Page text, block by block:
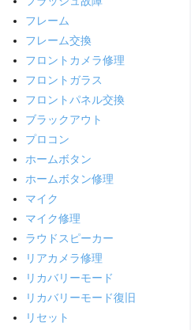
フレーム
フレーム交換
フロントカメラ修理
フロントガラス
フロントパネル交換
ブラックアウト
プロコン
ホームボタン
ホームボタン修理
マイク
マイク修理
ラウドスピーカー
リアカメラ修理
リカバリーモード
リカバリーモード復旧
リセット